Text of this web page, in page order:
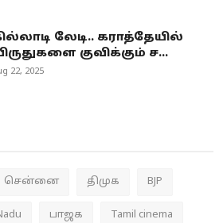
லேடி.. கராத்தேயில்
குவிக்கும் ச...
22, 2025
சென்னை திமுக BJP
பாஜக Tamil cinema